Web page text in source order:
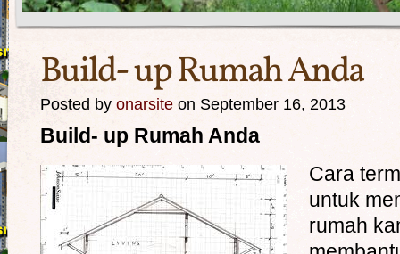
Build- up Rumah Anda
Posted by onarsite on September 16, 2013
Build- up Rumah Anda
Cara
untuk
rumah